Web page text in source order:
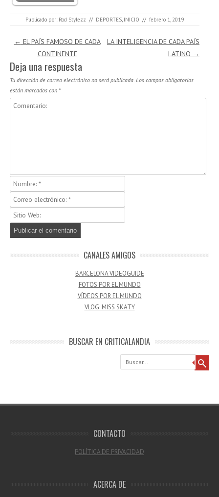
Publicado por: Rod Stylezz // DEPORTES INICIO // febrero 1, 2019
Navegación de entradas
← EL PAÍS FAMOSO DE CADA
CONTINENTE
LA INTELIGENCIA DE CADA PAÍS
LATINO →
Deja una respuesta
Tu dirección de correo electrónico no será publicada. Los campos obligatorios
están marcados con *
CANALES AMIGOS
BARCELONA VIDEOGUIDE
FOTOS POR EL MUNDO
VÍDEOS POR EL MUNDO
VLOG: MISS SKATY
BUSCAR EN CRITICALANDIA
Buscar
CONTACTO
POLÍTICA DE PRIVACIDAD
ACERCA DE